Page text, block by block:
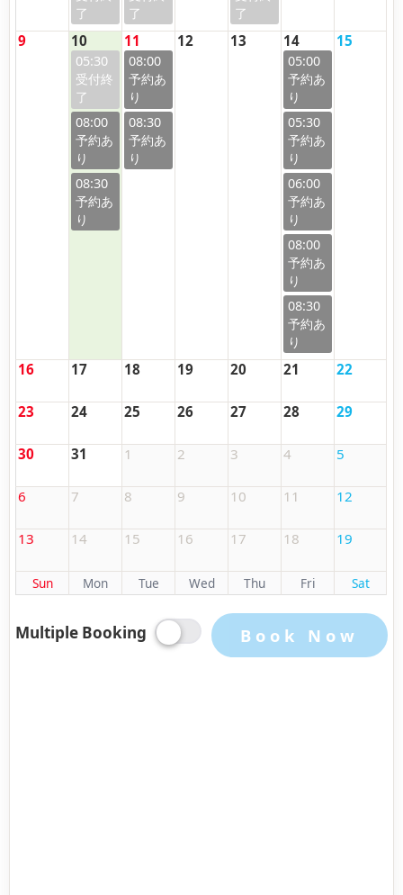
9 10
05:30
08:00
08:30
11
08:00
08:30
12 13 14
05:00
05:30
06:00
08:00
08:30
15
16 17 18 19 20 21 22
23 24 25 26 27 28 29
30 31 1 2 3 4 5
6 7 8 9 10 11 12
13 14 15 16 17 18 19
Sun Mon Tue Wed Thu Fri Sat
Multiple Booking Book Now